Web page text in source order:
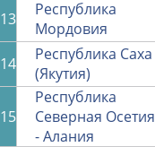
13
Республика
Мордовия
14
Республика Саха
(Якутия)
15
Республика
Северная Осетия
- Алания